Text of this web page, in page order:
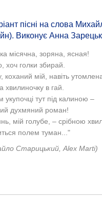
пісні на слова
Виконує Анна
місячна, зоряна, ясная!
хоч голки збирай.
коханий мій, навіть
хвилиночку в гай.
укупочці тут під калиною –
духмяний роман!
мій голубе, – срібною
полем туман..."
Старицький, Alex Marti)